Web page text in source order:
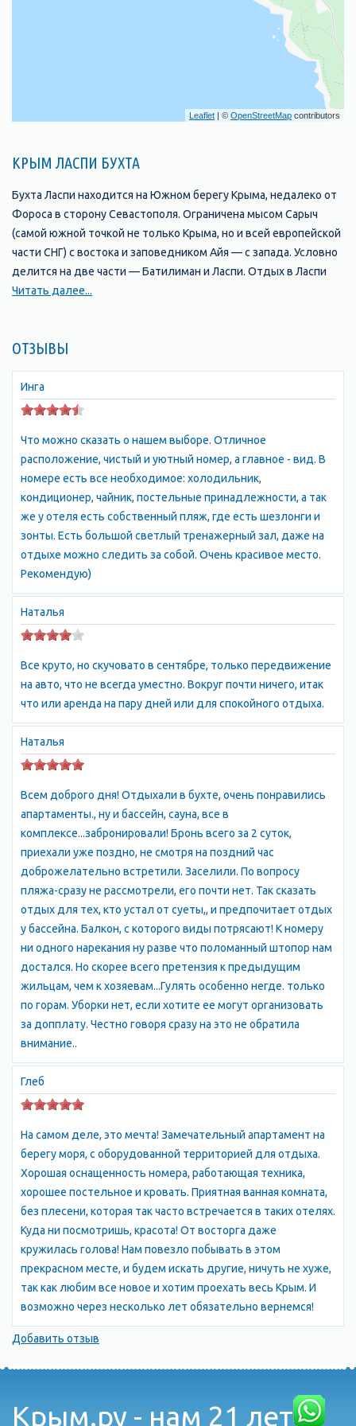
Leaflet | © OpenStreetMap contributors
КРЫМ ЛАСПИ БУХТА
Бухта Ласпи находится на Южном берегу Крыма, недалеко от
Фороса в сторону Севастополя. Ограничена мысом Сарыч
(самой южной точкой не только Крыма, но и всей европейской
части СНГ) с востока и заповедником Айя — с запада. Условно
делится на две части — Батилиман и Ласпи. Отдых в Ласпи
уникален по-своему. Даже если вы никогда до этого не
удивляйтесь, это место являлось источником вдохновения
Если вы поедете отдыхать, то придется выбирать между
двумя крайностями — организованным отдыхом (в
либо отдыхом абсолютно «диким» (в палатке). Урочище
Батилиман настолько живописно, а море здесь настолько
чистое, что в районе санатория «Батилиман» устраиваются
целые палаточные города. И это несмотря на некоторые
проблемы с магазинами и водой. В Батилимане нет магазинов
и кафе (за исключением единственного бара на пляже
санатория). Ближайший магазин (где продаются как продукты,
так и хозяйственные товары) в районе трассы Севастополь —
Ялта. А это от моря километров пять в горку. Там же
расположена заправка и несколько ресторанов.
Место очень удобно для отдыха автотуристов (хороший
относится к территории заповедника Айя, летом ходят
лесники и собирают «дань» — по паре гривен с палатки. В
сентябре туристов мало, и они уже не появляются. В
принципе, мелкоэтажные домики есть ближе к шоссе,
соединяющему Севастопольи Ялту. Но это в нескольких
километрах от береговой полосы. И единственный транспорт
на пляж — пешеходный. Учитывая то, что дорога идет в горку,
и если вы не задались целью за время отпуска кардинально
похудеть — выбор условно пригодный. Отдых в Ласпи хорош
и для детей — здесь расположено несколько пионерлагерей
и дельфинарий. На трассеСевастополь — Ялта, над бухтой
рекомендуем остановиться и посмотреть. Площадку можно
узнать по двум кафе с татарской кухней, расположенным
Читать далее...
ОТЗЫВЫ
Инга
Что можно сказать о нашем выборе. Отличное
расположение, чистый и уютный номер, а главное - вид. В
номере есть все необходимое: холодильник,
кондиционер, чайник, постельные принадлежности, а так
же у отеля есть собственный пляж, где есть шезлонги и
зонты. Есть большой светлый тренажерный зал, даже на
отдыхе можно следить за собой. Очень красивое место.
Рекомендую)
Наталья
Все круто, но скучовато в сентябре, только передвижение
на авто, что не всегда уместно. Вокруг почти ничего, итак
что или аренда на пару дней или для спокойного отдыха.
Наталья
Всем доброго дня! Отдыхали в бухте, очень понравились
апартаменты., ну и бассейн, сауна, все в
комплексе...забронировали! Бронь всего за 2 суток,
приехали уже поздно, не смотря на поздний час
доброжелательно встретили. Заселили. По вопросу
пляжа-сразу не рассмотрели, его почти нет. Так сказать
отдых для тех, кто устал от суеты,, и предпочитает отдых
у бассейна. Балкон, с которого виды потрясают! К номеру
ни одного нарекания ну разве что поломанный штопор нам
достался. Но скорее всего претензия к предыдущим
жильцам, чем к хозяевам...Гулять особенно негде. только
по горам. Уборки нет, если хотите ее могут организовать
за допплату. Честно говоря сразу на это не обратила
внимание..
Глеб
На самом деле, это мечта! Замечательный апартамент на
берегу моря, с оборудованной территорией для отдыха.
Хорошая оснащенность номера, работающая техника,
хорошее постельное и кровать. Приятная ванная комната,
без плесени, которая так часто встречается в таких отелях.
Куда ни посмотришь, красота! От восторга даже
кружилась голова! Нам повезло побывать в этом
прекрасном месте, и будем искать другие, ничуть не хуже,
так как любим все новое и хотим проехать весь Крым. И
возможно через несколько лет обязательно вернемся!
Добавить отзыв
Крым.ру - нам 21 лет